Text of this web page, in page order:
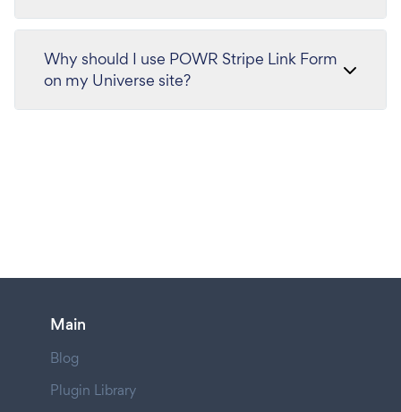
Why should I use POWR Stripe Link Form
on my Universe site?
Main
Blog
Plugin Library